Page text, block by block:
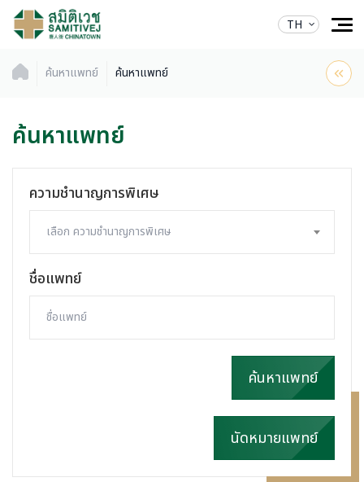
TH
ค้นหาแพทย์ ค้นหาแพทย์
ค้นหาแพทย์
ความชำนาญการพิเศษ
เลือก ความชำนาญการพิเศษ
ชื่อแพทย์
ค้นหาแพทย์
นัดหมายแพทย์